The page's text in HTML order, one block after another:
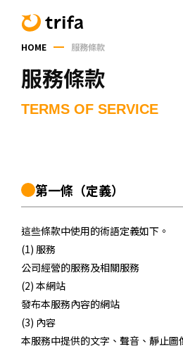
HOME 服務條款
服務條款
TERMS OF SERVICE
第一條 （定義）
這些條款中使用的術語定義如下。
(1) 服務
公司經營的服務及相關服務
(2) 本網站
發布本服務內容的網站
(3) 內容
本服務中提供的文字、聲音、靜止